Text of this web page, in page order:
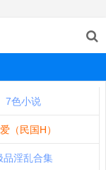
7色小说
（民国H）
品淫乱合集